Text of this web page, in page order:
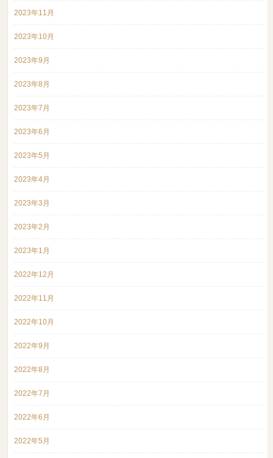
2023年11月
2023年10月
2023年9月
2023年8月
2023年7月
2023年6月
2023年5月
2023年4月
2023年3月
2023年2月
2023年1月
2022年12月
2022年11月
2022年10月
2022年9月
2022年8月
2022年7月
2022年6月
2022年5月